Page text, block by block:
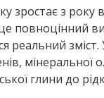
зростає з
повноцінний
реальний
мінеральної
глини до